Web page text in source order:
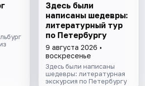
Здесь были
написаны шедевры:
литературный тур
по Петербургу
9 августа 2026 •
воскресенье
Здесь были написаны
шедевры: литературная
экскурсия по Петербургу